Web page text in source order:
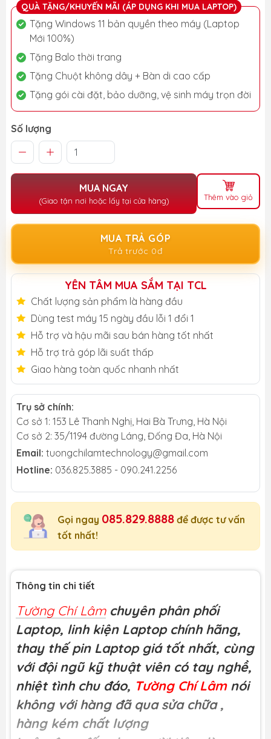
QUÀ TẶNG/KHUYẾN MÃI (ÁP DỤNG KHI MUA LAPTOP)
Tặng Windows 11 bản quyền theo máy (Laptop
Mới 100%)
Tặng Balo thời trang
Tặng Chuột không dây + Bàn di cao cấp
Tặng gói cài đặt, bảo dưỡng, vệ sinh máy trọn đời
Số lượng
MUA NGAY
(Giao tận nơi hoặc lấy tại cửa hàng) Thêm vào giỏ
MUA TRẢ GÓP
Trả trước 0đ
YÊN TÂM MUA SẮM TẠI TCL
Chất lượng sản phẩm là hàng đầu
Dùng test máy 15 ngày đầu lỗi 1 đổi 1
Hỗ trợ và hậu mãi sau bán hàng tốt nhất
Hỗ trợ trả góp lãi suất thấp
Giao hàng toàn quốc nhanh nhất
Trụ sở chính:
Cơ sở 1: 153 Lê Thanh Nghị, Hai Bà Trưng, Hà Nội
Cơ sở 2: 35/1194 đường Láng, Đống Đa, Hà Nội
Email: tuongchilamtechnology@gmail.com
Hotline: 036.825.3885 - 090.241.2256
Gọi ngay 085.829.8888 để được tư vấn
tốt nhất!
Thông tin chi tiết
Tường Chí Lâm chuyên phân phối
Laptop, linh kiện Laptop chính hãng,
thay thế pin Laptop giá tốt nhất, cùng
với đội ngũ kỹ thuật viên có tay nghề,
nhiệt tình chu đáo, Tường Chí Lâm nói
không với hàng đã qua sửa chữa ,
hàng kém chất lượng